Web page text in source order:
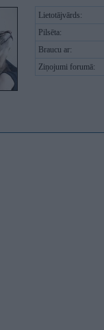
Lietotājvārds:
Pilsēta:
Braucu ar:
Ziņojumi forumā: